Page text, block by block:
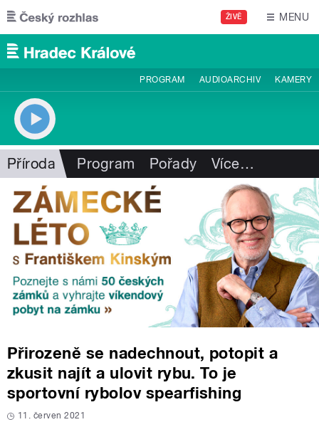
Přejít k hlavnímu obsahu
ŽIVĚ MENU
PROGRAM AUDIOARCHIV KAMERY
Příroda Program Pořady Více…
Přirozeně se nadechnout, potopit a
zkusit najít a ulovit rybu. To je
sportovní rybolov spearfishing
11. červen 2021